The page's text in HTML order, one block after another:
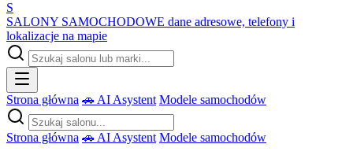
S
SALONY SAMOCHODOWE dane adresowe, telefony i
lokalizacje na mapie
Strona główna 🚗 AI Asystent Modele samochodów
Strona główna 🚗 AI Asystent Modele samochodów